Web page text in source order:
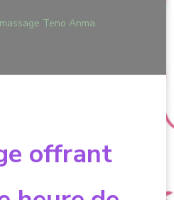
Teno Anma
offrant